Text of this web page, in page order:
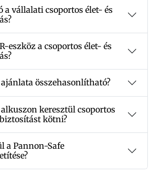
a vállalati csoportos élet- és
eszköz a csoportos élet- és
összehasonlítható?
keresztül csoportos
kötni?
a Pannon-Safe